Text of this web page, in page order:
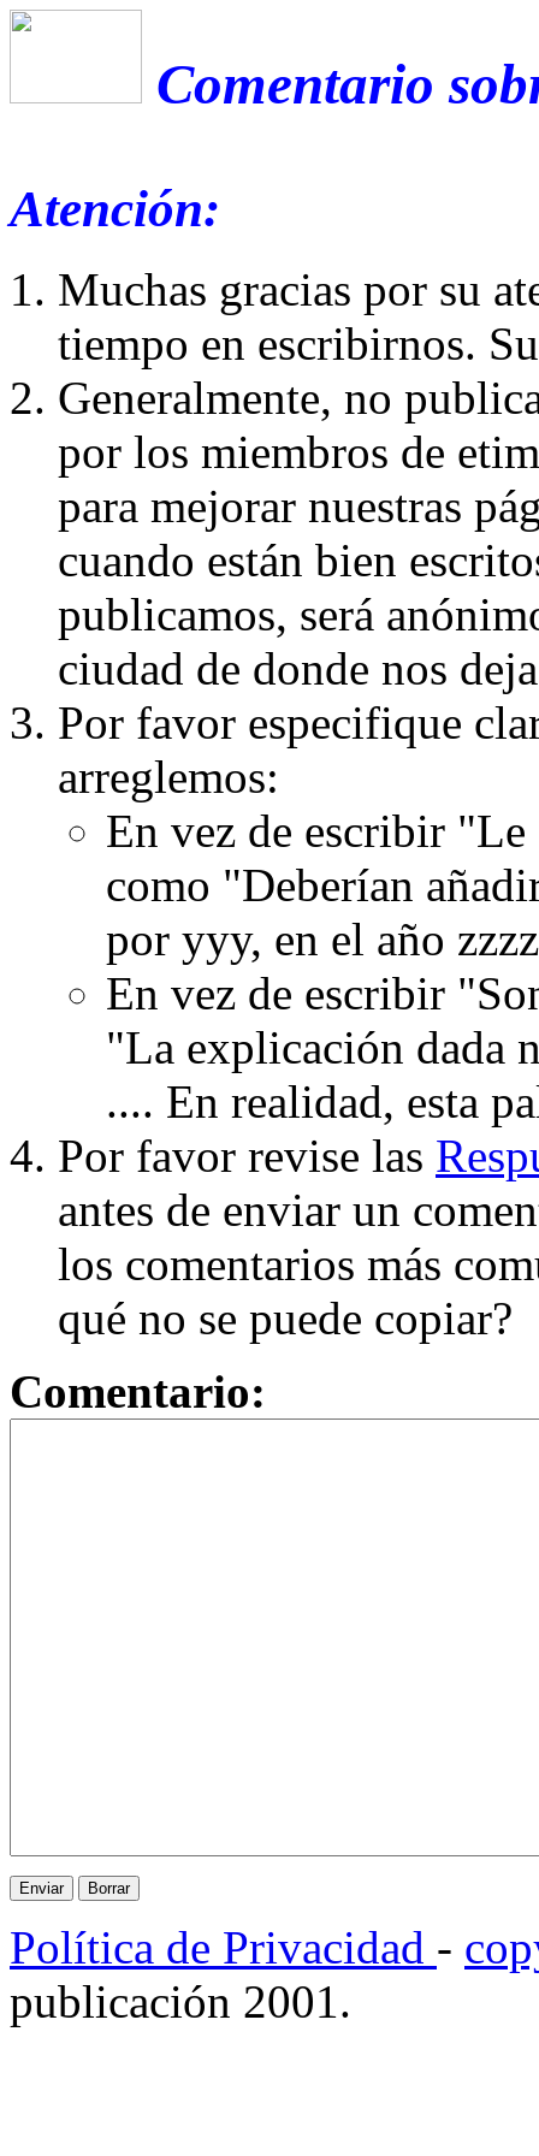
Comentario
Atención:
Muchas gracias por su
tiempo en escribirnos.
Generalmente, no
por los miembros de
para mejorar nuestras
cuando están bien
publicamos, será
ciudad de donde nos
Por favor especifique
arreglemos:
En vez de escribir
como "Deberían
por yyy, en el año
En vez de escribir
"La explicación dada
.... En realidad, esta
Por favor revise las
antes de enviar un
los comentarios más
qué no se puede copiar?
Comentario:
Política de Privacidad -
publicación 2001.